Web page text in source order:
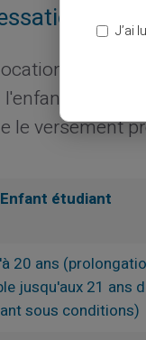
des
atteint
le versement
Enfant étudiant
20 ans
jusqu'aux 21 ans
sous conditions)
J’ai